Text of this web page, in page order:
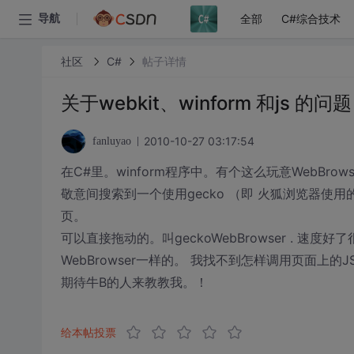
导航 全部 C#综合技术
社区 C# 帖子详情
关于webkit、winform 和js 的问题
fanluyao 2010-10-27 03:17:54
在C#里。winform程序中。有个这么玩意
敬意间搜索到一个使用gecko （即 火狐浏览器使
页。
可以直接拖动的。叫geckoWebBrowser . 速度好
WebBrowser一样的。 我找不到怎样调用页面上的
期待牛B的人来教教我。！
给本帖投票